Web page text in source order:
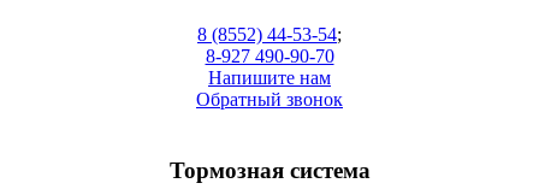
8 (8552) 44-53-54;
8-927 490-90-70
Напишите нам
Обратный звонок
Тормозная система